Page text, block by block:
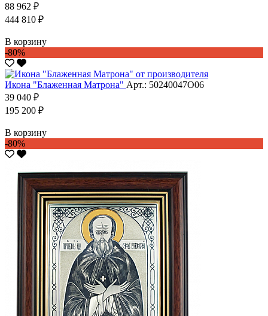
88 962 ₽
444 810 ₽
В корзину
-80%
Икона "Блаженная Матрона" Арт.: 50240047О06
39 040 ₽
195 200 ₽
В корзину
-80%